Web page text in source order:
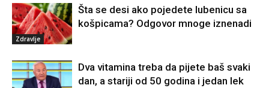
Zdravlje
Šta se desi ako pojedete lubenicu sa
košpicama? Odgovor mnoge iznenadi
Dva vitamina treba da pijete baš svaki
dan, a stariji od 50 godina i jedan lek